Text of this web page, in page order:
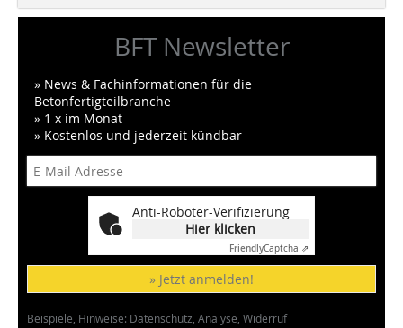
BFT Newsletter
» News & Fachinformationen für die
Betonfertigteilbranche
» 1 x im Monat
» Kostenlos und jederzeit kündbar
Anti-Roboter-Verifizierung
Hier klicken
FriendlyCaptcha ⇗
» Jetzt anmelden!
Beispiele, Hinweise: Datenschutz, Analyse, Widerruf